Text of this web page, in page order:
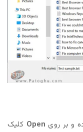
و بر روی Open کلیک